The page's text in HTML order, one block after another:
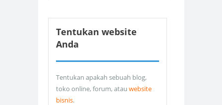
Tentukan website
Anda
Tentukan apakah sebuah blog,
toko online, forum, atau website
bisnis.